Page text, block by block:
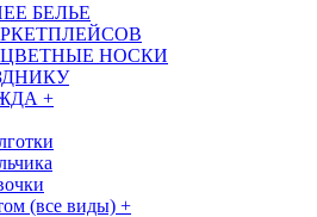
БЕЛЬЕ
НОСКИ
+
(все виды) +